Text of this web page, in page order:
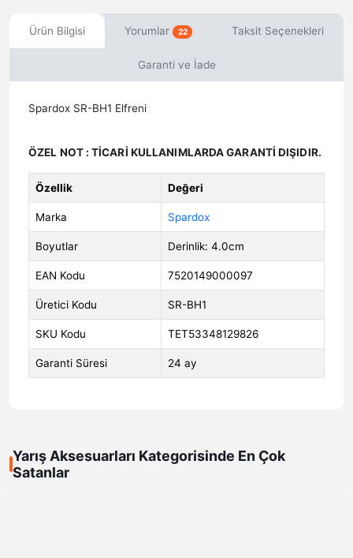
Ürün Bilgisi Yorumlar 22 Taksit Seçenekleri
Garanti ve İade
Spardox SR-BH1 Elfreni
ÖZEL NOT : TİCARİ KULLANIMLARDA GARANTİ DIŞIDIR.
Özellik Değeri
Marka Spardox
Boyutlar Derinlik: 4.0cm
EAN Kodu 7520149000097
Üretici Kodu SR-BH1
SKU Kodu TET53348129826
Garanti Süresi 24 ay
Yarış Aksesuarları Kategorisinde En Çok
Satanlar